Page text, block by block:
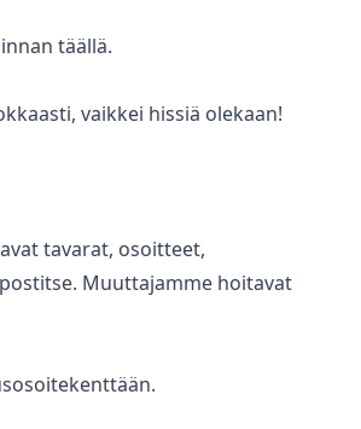
täällä.
vaikkei hissiä olekaan!
tavarat, osoitteet,
Muuttajamme hoitavat